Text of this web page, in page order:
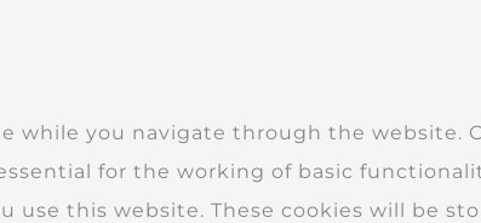
while you navigate through the website.
for the working of basic
use this website. These cookies will be